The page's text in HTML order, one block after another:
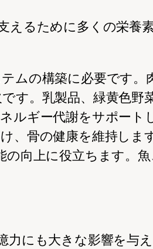
えるために多くの栄養
ムの構築に必要です。
す。乳製品、緑黄色野
ルギー代謝をサポート
、骨の健康を維持しま
の向上に役立ちます。
にも大きな影響を与